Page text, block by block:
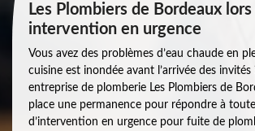
Les Plombiers de Bordeaux lors
intervention en urgence
Vous avez des problèmes d’eau chaude en
cuisine est inondée avant l’arrivée des invités
entreprise de plomberie Les Plombiers de
place une permanence pour répondre à
d’intervention en urgence pour fuite de